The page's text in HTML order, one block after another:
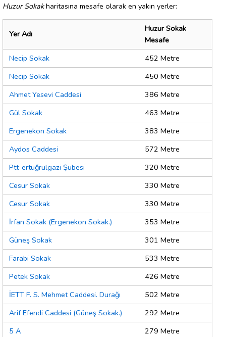
Huzur Sokakharitasına mesafe olarak en yakın yerler:
Yer Adı
Huzur Sokak
Mesafe
Necip Sokak
452 Metre
Necip Sokak
450 Metre
Ahmet Yesevi Caddesi
386 Metre
Gül Sokak
463 Metre
Ergenekon Sokak
383 Metre
Aydos Caddesi
572 Metre
Ptt-ertuğrulgazi Şubesi
320 Metre
Cesur Sokak
330 Metre
Cesur Sokak
330 Metre
İrfan Sokak (Ergenekon Sokak.)
353 Metre
Güneş Sokak
301 Metre
Farabi Sokak
533 Metre
Petek Sokak
426 Metre
İETT F. S. Mehmet Caddesi. Durağı
502 Metre
Arif Efendi Caddesi (Güneş Sokak.)
292 Metre
5 A
279 Metre